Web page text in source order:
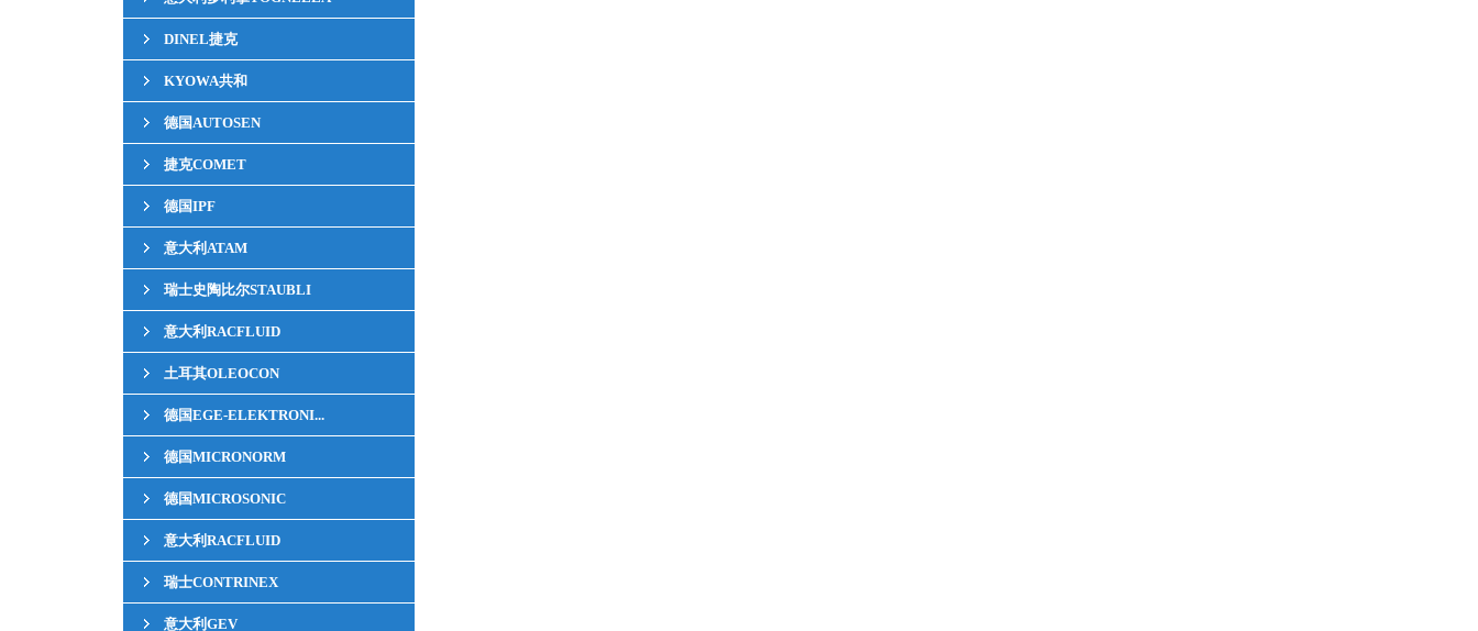
DINEL捷克
KYOWA共和
德国AUTOSEN
捷克COMET
德国IPF
意大利ATAM
瑞士史陶比尔STAUBLI
意大利RACFLUID
土耳其OLEOCON
德国EGE-ELEKTRONI...
德国MICRONORM
德国MICROSONIC
意大利RACFLUID
瑞士CONTRINEX
意大利GEV